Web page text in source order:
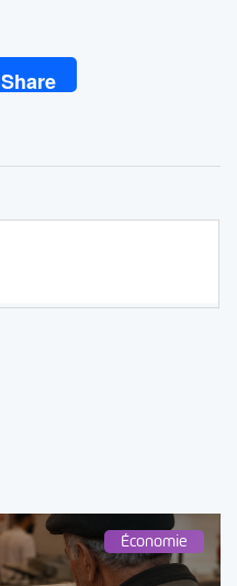
Share
Économie